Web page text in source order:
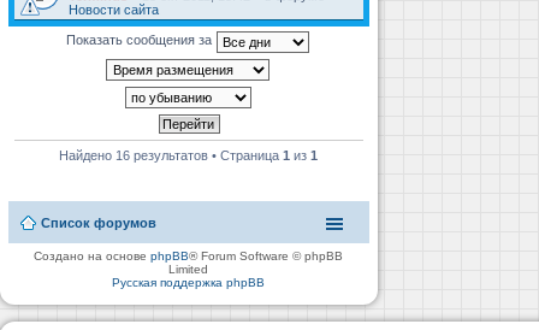
Новости сайта
Показать сообщения за
Найдено 16 результатов • Страница1 из1
Список форумов
Создано на основеphpBB® Forum Software © phpBB
Limited
Русская поддержка phpBB